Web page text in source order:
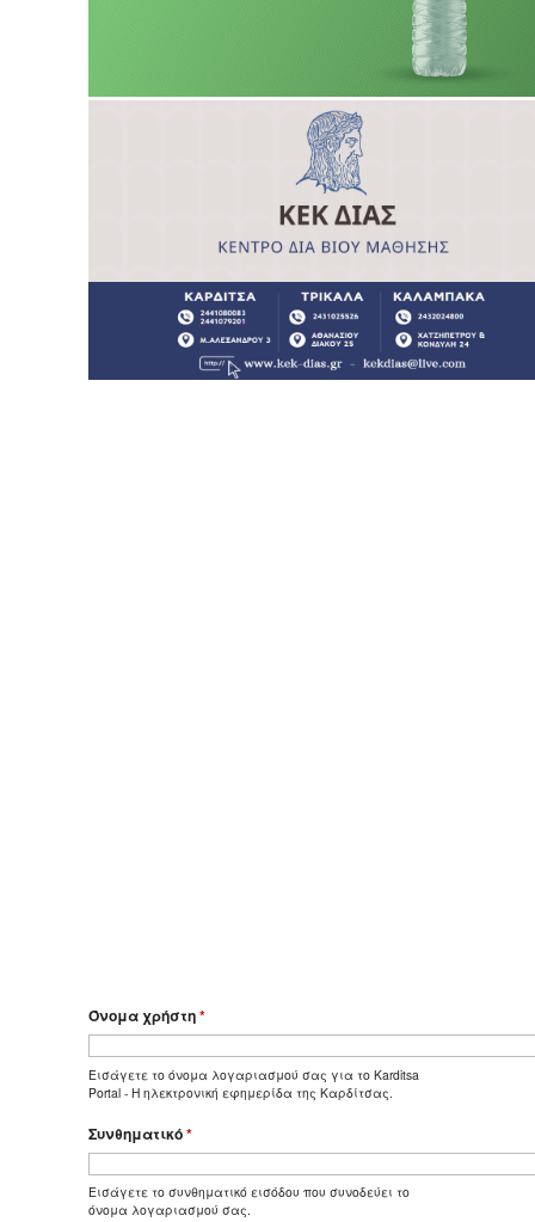
Όνομα χρήστη*
Εισάγετε το όνομα λογαριασμού σας για το Karditsa
Portal - Η ηλεκτρονική εφημερίδα της Καρδίτσας.
Συνθηματικό*
Εισάγετε το συνθηματικό εισόδου που συνοδεύει το
όνομα λογαριασμού σας.